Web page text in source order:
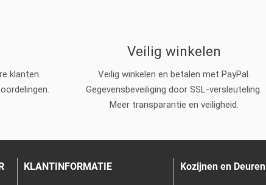
klanten.
Veilig winkelen
Veilig winkelen en betalen met PayPal.
Gegevensbeveiliging door SSL-versleuteling.
Meer transparantie en veiligheid.
KLANTINFORMATIE Kozijnen en Deuren